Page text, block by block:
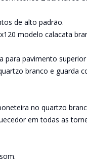
de alto padrão.
modelo calacata
para pavimento
branco e guarda
no quartzo
em todas as